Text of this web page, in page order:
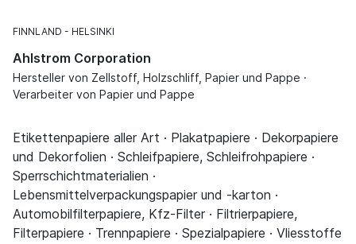
FINNLAND HELSINKI
Ahlstrom Corporation
Hersteller von Zellstoff, Holzschliff, Papier und Pappe ·
Verarbeiter von Papier und Pappe
Etikettenpapiere aller Art · Plakatpapiere · Dekorpapiere
und Dekorfolien · Schleifpapiere, Schleifrohpapiere ·
Sperrschichtmaterialien ·
Lebensmittelverpackungspapier und -karton ·
Automobilfilterpapiere, Kfz-Filter · Filtrierpapiere,
Filterpapiere · Trennpapiere · Spezialpapiere · Vliesstoffe